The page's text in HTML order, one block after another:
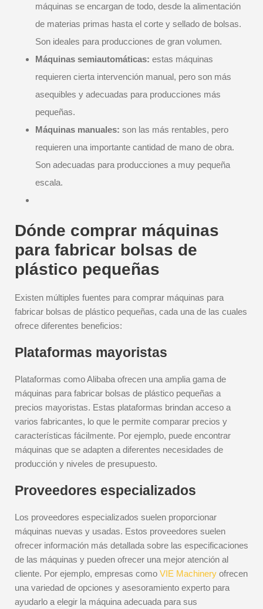
máquinas se encargan de todo, desde la alimentación
de materias primas hasta el corte y sellado de bolsas.
Son ideales para producciones de gran volumen.
Máquinas semiautomáticas: estas máquinas
requieren cierta intervención manual, pero son más
asequibles y adecuadas para producciones más
pequeñas.
Máquinas manuales: son las más rentables, pero
requieren una importante cantidad de mano de obra.
Son adecuadas para producciones a muy pequeña
escala.
Dónde comprar máquinas
para fabricar bolsas de
plástico pequeñas
Existen múltiples fuentes para comprar máquinas para
fabricar bolsas de plástico pequeñas, cada una de las cuales
ofrece diferentes beneficios:
Plataformas mayoristas
Plataformas como Alibaba ofrecen una amplia gama de
máquinas para fabricar bolsas de plástico pequeñas a
precios mayoristas. Estas plataformas brindan acceso a
varios fabricantes, lo que le permite comparar precios y
características fácilmente. Por ejemplo, puede encontrar
máquinas que se adapten a diferentes necesidades de
producción y niveles de presupuesto.
Proveedores especializados
Los proveedores especializados suelen proporcionar
máquinas nuevas y usadas. Estos proveedores suelen
ofrecer información más detallada sobre las especificaciones
de las máquinas y pueden ofrecer una mejor atención al
cliente. Por ejemplo, empresas como VIE Machinery ofrecen
una variedad de opciones y asesoramiento experto para
ayudarlo a elegir la máquina adecuada para sus